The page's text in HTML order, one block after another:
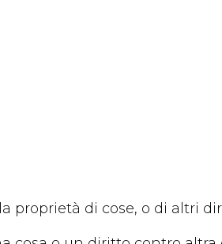
proprietà di cose, o di altri